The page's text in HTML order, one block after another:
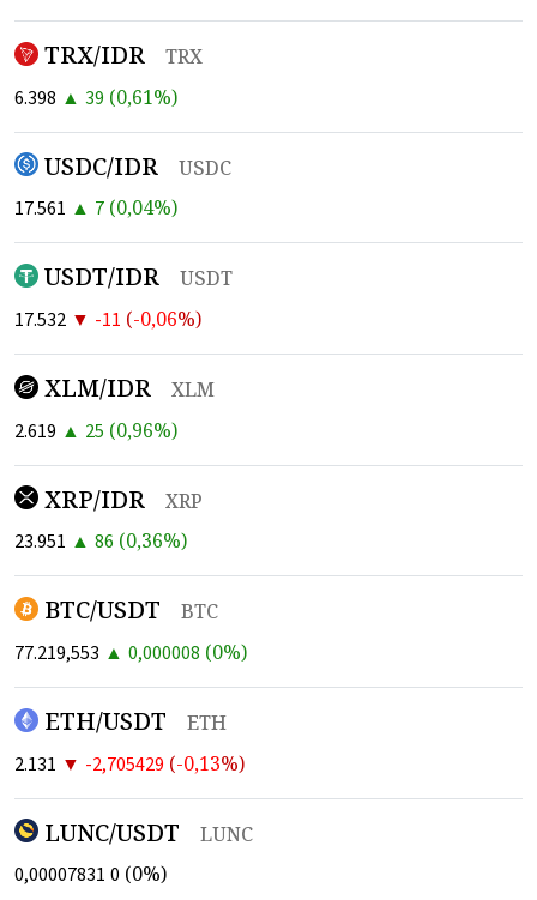
TRX/IDR
TRX
6.398 ▲ 39 (0,61%)
USDC/IDR
USDC
17.561 ▲ 7 (0,04%)
USDT/IDR
USDT
17.532 ▼ -11 (-0,06%)
XLM/IDR
XLM
2.619 ▲ 25 (0,96%)
XRP/IDR
XRP
23.951 ▲ 86 (0,36%)
BTC/USDT
BTC
77.219,553 ▲ 0,000008 (0%)
ETH/USDT
ETH
2.131 ▼ -2,705429 (-0,13%)
LUNC/USDT
LUNC
0,00007831 0 (0%)